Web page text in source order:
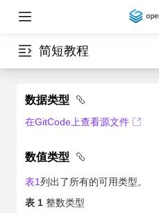
简短教程
数据类型
在GitCode上查看源文件
数值类型
表1列出了所有的可用类型。
表 1 整数类型